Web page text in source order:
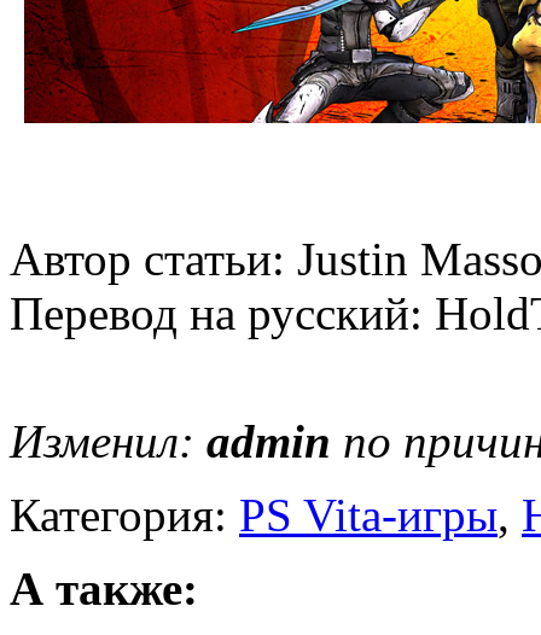
Автор статьи: Justin
Перевод на русский:
Изменил: admin по
Категория: PS Vita-игры,
А также: